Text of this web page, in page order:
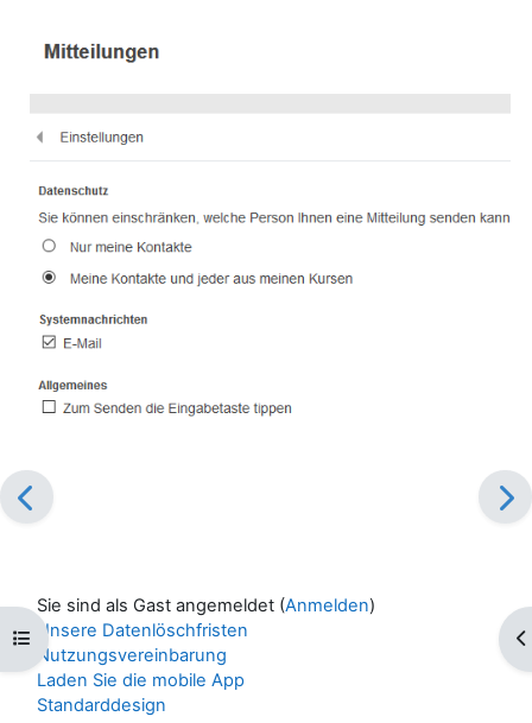
Kursindex öffnen
Sie sind als Gast angemeldet (Anmelden)
Unsere Datenlöschfristen
Nutzungsvereinbarung
Laden Sie die mobile App
Standarddesign